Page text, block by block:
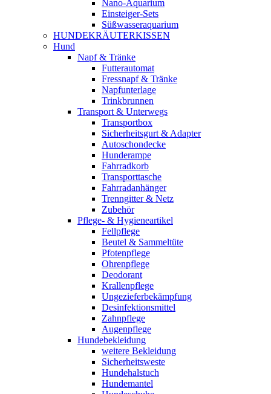
Nano-Aquarium
Einsteiger-Sets
Süßwasseraquarium
HUNDEKRÄUTERKISSEN
Hund
Napf & Tränke
Futterautomat
Fressnapf & Tränke
Napfunterlage
Trinkbrunnen
Transport & Unterwegs
Transportbox
Sicherheitsgurt & Adapter
Autoschondecke
Hunderampe
Fahrradkorb
Transporttasche
Fahrradanhänger
Trenngitter & Netz
Zubehör
Pflege- & Hygieneartikel
Fellpflege
Beutel & Sammeltüte
Pfotenpflege
Ohrenpflege
Deodorant
Krallenpflege
Ungezieferbekämpfung
Desinfektionsmittel
Zahnpflege
Augenpflege
Hundebekleidung
weitere Bekleidung
Sicherheitsweste
Hundehalstuch
Hundemantel